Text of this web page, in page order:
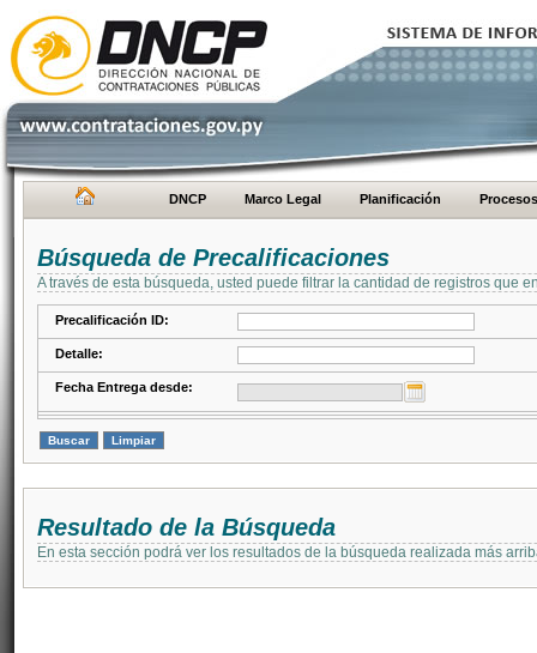
DNCP Marco Legal Planificación Procesos
Búsqueda de Precalificaciones
A través de esta búsqueda, usted puede filtrar la cantidad de registros que
Precalificación ID:
Detalle:
Fecha Entrega desde:
Resultado de la Búsqueda
En esta sección podrá ver los resultados de la búsqueda realizada más